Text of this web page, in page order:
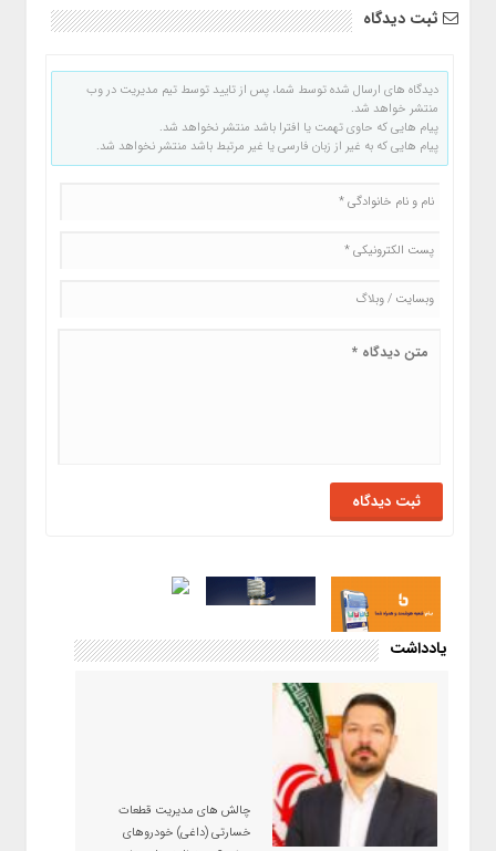
ثبت دیدگاه
دیدگاه های ارسال شده توسط شما، پس از تایید توسط تیم مدیریت در وب
منتشر خواهد شد.
پیام هایی که حاوی تهمت یا افترا باشد منتشر نخواهد شد.
پیام هایی که به غیر از زبان فارسی یا غیر مرتبط باشد منتشر نخواهد شد.
یادداشت
چالش های مدیریت قطعات
خسارتی (داغی) خودروهای